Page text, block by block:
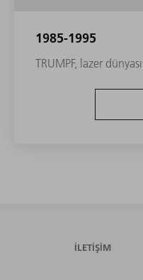
1985-1995
TRUMPF, lazer
İLETIŞIM